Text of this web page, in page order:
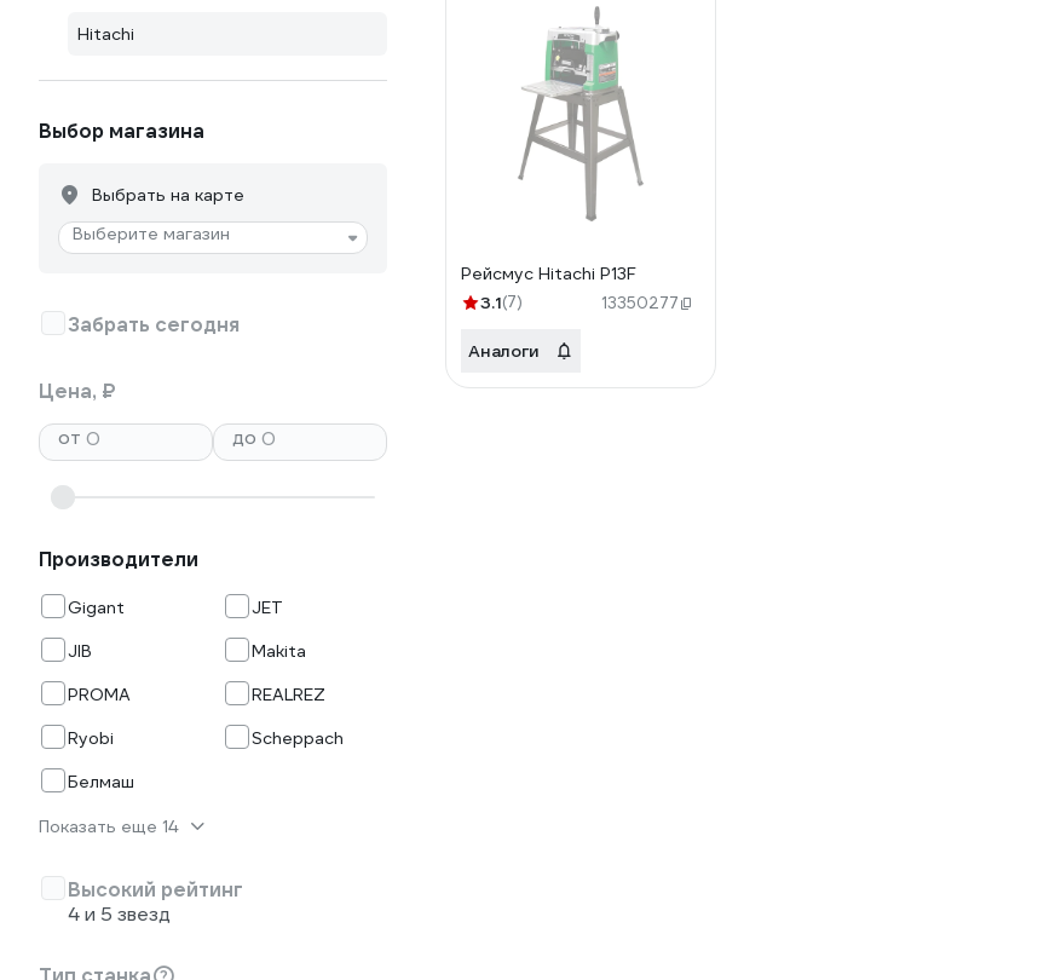
Hitachi
Выбор магазина
Выбрать на карте
Выберите магазин
Забрать сегодня
Цена, ₽
от
до
Производители
Gigant
JET
JIB
Makita
PROMA
REALREZ
Ryobi
Scheppach
Белмаш
Показать еще 14
Высокий рейтинг
4 и 5 звезд
Рейсмус Hitachi P13F
3.1(7) 13350277
Аналоги